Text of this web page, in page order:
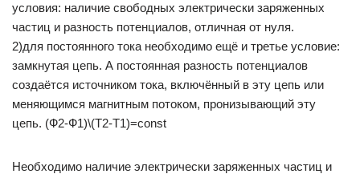
условия: наличие свободных электрически заряженных
частиц и разность потенциалов, отличная от нуля.
2)для постоянного тока необходимо ещё и третье условие:
замкнутая цепь. А постоянная разность потенциалов
создаётся источником тока, включённый в эту цепь или
меняющимся магнитным потоком, пронизывающий эту
цепь. (Ф2-Ф1)\(Т2-Т1)=соnst
Необходимо наличие электрически заряженных частиц и